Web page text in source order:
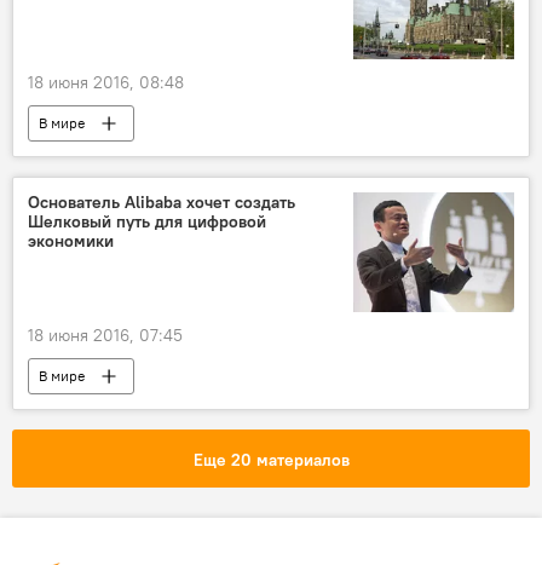
18 июня 2016, 08:48
В мире
Основатель Alibaba хочет создать
Шелковый путь для цифровой
экономики
18 июня 2016, 07:45
В мире
Еще 20 материалов